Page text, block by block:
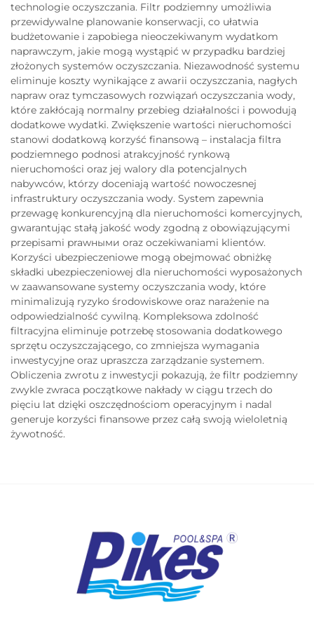
technologie oczyszczania. Filtr podziemny umożliwia
przewidywalne planowanie konserwacji, co ułatwia
budżetowanie i zapobiega nieoczekiwanym wydatkom
naprawczym, jakie mogą wystąpić w przypadku bardziej
złożonych systemów oczyszczania. Niezawodność systemu
eliminuje koszty wynikające z awarii oczyszczania, nagłych
napraw oraz tymczasowych rozwiązań oczyszczania wody,
które zakłócają normalny przebieg działalności i powodują
dodatkowe wydatki. Zwiększenie wartości nieruchomości
stanowi dodatkową korzyść finansową – instalacja filtra
podziemnego podnosi atrakcyjność rynkową
nieruchomości oraz jej walory dla potencjalnych
nabywców, którzy doceniają wartość nowoczesnej
infrastruktury oczyszczania wody. System zapewnia
przewagę konkurencyjną dla nieruchomości komercyjnych,
gwarantując stałą jakość wody zgodną z obowiązującymi
przepisami prawными oraz oczekiwaniami klientów.
Korzyści ubezpieczeniowe mogą obejmować obniżkę
składki ubezpieczeniowej dla nieruchomości wyposażonych
w zaawansowane systemy oczyszczania wody, które
minimalizują ryzyko środowiskowe oraz narażenie na
odpowiedzialność cywilną. Kompleksowa zdolność
filtracyjna eliminuje potrzebę stosowania dodatkowego
sprzętu oczyszczającego, co zmniejsza wymagania
inwestycyjne oraz upraszcza zarządzanie systemem.
Obliczenia zwrotu z inwestycji pokazują, że filtr podziemny
zwykle zwraca początkowe nakłady w ciągu trzech do
pięciu lat dzięki oszczędnościom operacyjnym i nadal
generuje korzyści finansowe przez całą swoją wieloletnią
żywotność.